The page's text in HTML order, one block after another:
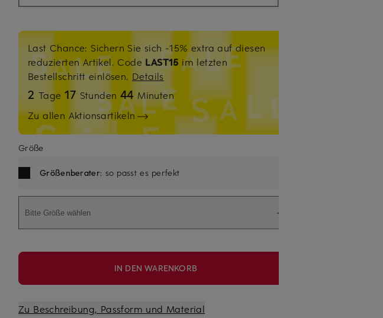
Last Chance: Sichern Sie sich -15% extra auf diesen
reduzierten Artikel. Code LAST15 im letzten
Bestellschritt einlösen. Details
2 Tage17 Stunden 44 Minuten
Zu allen Aktionsartikeln
Größe
Größenberater: so passt es perfekt
Bitte Größe wählen
IN DEN WARENKORB
Zu Beschreibung, Passform und Material